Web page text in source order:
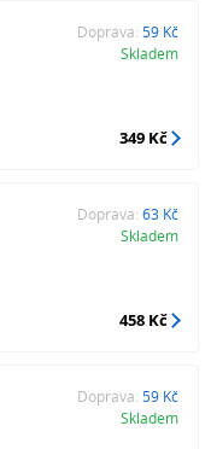
Doprava: 59 Kč
Skladem
349 Kč
Doprava: 63 Kč
Skladem
458 Kč
Doprava: 59 Kč
Skladem